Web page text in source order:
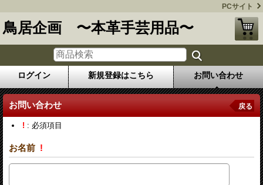
PCサイト
鳥居企画 〜本革手芸用品〜
ログイン 新規登録はこちら お問い合わせ
お問い合わせ 戻る
! : 必須項目
お名前 !